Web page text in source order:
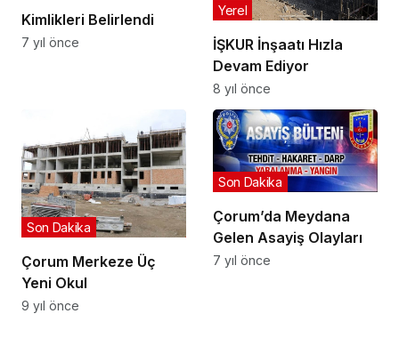
Kimlikleri Belirlendi
7 yıl önce
İŞKUR İnşaatı Hızla
Devam Ediyor
Yerel
8 yıl önce
Çorum Merkeze Üç
Yeni Okul
Son Dakika
9 yıl önce
Çorum’da Meydana
Gelen Asayiş Olayları
Son Dakika
7 yıl önce